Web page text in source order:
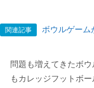
関連記事 ボウルゲーム
問題も増えてきたボ
もカレッジフットボ